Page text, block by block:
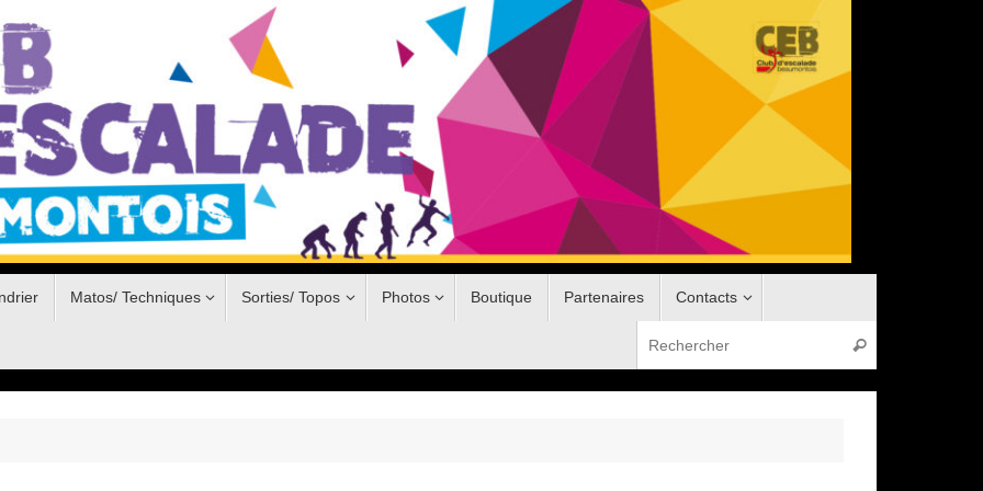
Matos/ Techniques Sorties/ Topos Photos Boutique Partenaires Contacts
Rechercher